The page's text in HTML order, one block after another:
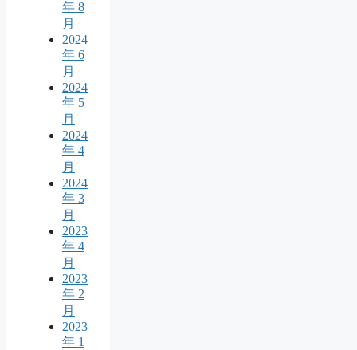
年 8
月
2024
年 6
月
2024
年 5
月
2024
年 4
月
2024
年 3
月
2023
年 4
月
2023
年 2
月
2023
年 1